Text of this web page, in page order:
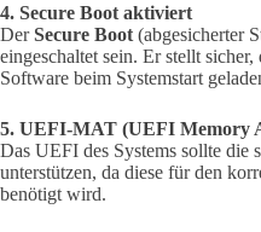
4. Secure Boot aktiviert
DerSecure Boot (abgesicherter
eingeschaltet sein. Er stellt
Software beim Systemstart
5. UEFI-MAT (UEFI Memory
Das UEFI des Systems sollte die
unterstützen, da diese für den
benötigt wird.